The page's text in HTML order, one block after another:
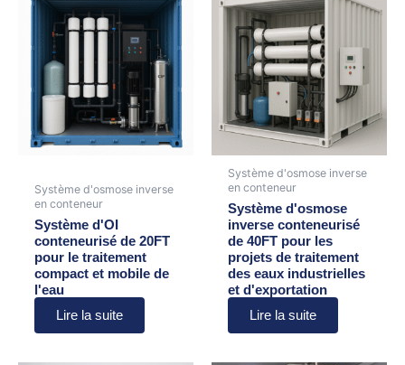
Système d'osmose inverse
en conteneur
Système d'OI
conteneurisé de 20FT
pour le traitement
compact et mobile de
l'eau
Lire la suite
Système d'osmose inverse
en conteneur
Système d'osmose
inverse conteneurisé
de 40FT pour les
projets de traitement
des eaux industrielles
et d'exportation
Lire la suite